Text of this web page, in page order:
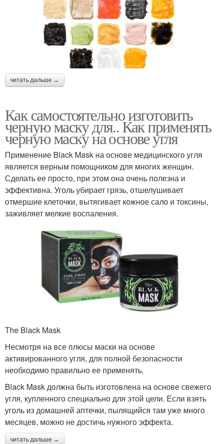
читать дальше →
Как самостоятельно изготовить
черную маску для.. Как применять
черную маску на основе угля
Применение Black Mask на основе медицинского угля
является верным помощником для многих женщин.
Сделать ее просто, при этом она очень полезна и
эффективна. Уголь убирает грязь, отшелушивает
отмершие клеточки, вытягивает кожное сало и токсины,
заживляет мелкие воспаления.
The Black Mask
Несмотря на все плюсы маски на основе
активированного угля, для полной безопасности
необходимо правильно ее применять.
Black Mask должна быть изготовлена на основе свежего
угля, купленного специально для этой цели. Если взять
уголь из домашней аптечки, пылящийся там уже много
месяцев, можно не достичь нужного эффекта.
читать дальше →